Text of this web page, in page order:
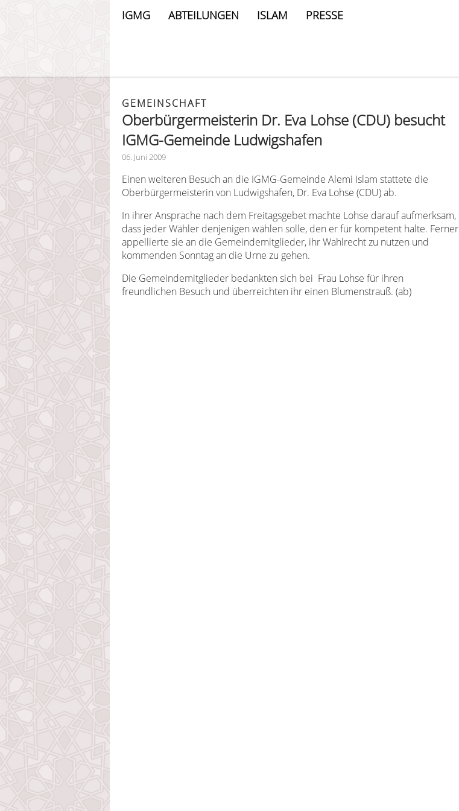
IGMG ABTEILUNGEN ISLAM PRESSE
GEMEINSCHAFT
Oberbürgermeisterin Dr. Eva Lohse (CDU) besucht
IGMG-Gemeinde Ludwigshafen
06. Juni 2009
Einen weiteren Besuch an die IGMG-Gemeinde Alemi Islam stattete die
Oberbürgermeisterin von Ludwigshafen, Dr. Eva Lohse (CDU) ab.
In ihrer Ansprache nach dem Freitagsgebet machte Lohse darauf aufmerksam,
dass jeder Wähler denjenigen wählen solle, den er für kompetent halte. Ferner
appellierte sie an die Gemeindemitglieder, ihr Wahlrecht zu nutzen und
kommenden Sonntag an die Urne zu gehen.
Die Gemeindemitglieder bedankten sich bei Frau Lohse für ihren
freundlichen Besuch und überreichten ihr einen Blumenstrauß. (ab)